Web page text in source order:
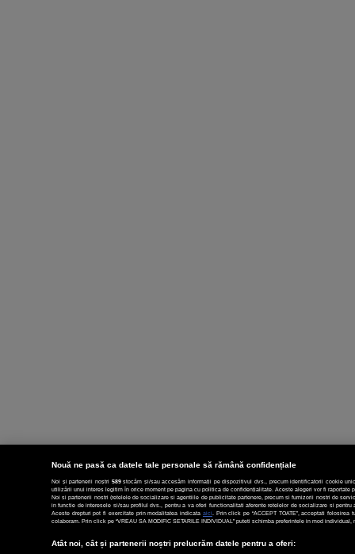
Nouă ne pasă ca datele tale personale să rămână confidențiale
Noi și partenerii noștri 589stocăm și/sau accesăm informații pe dispozitivul dvs., precum identificatorii cookie
utilizării unui interes legitim în orice moment pe pagina cu politica de confidențialitate. Aceste alegeri vor fi raportate
Noi si partenerii nostri (retelele de socializare si agentiile de publicitate partenere, precum si furnizorii nostri de
in functie de interesele si/sau profilul dvs., pentru a va oferi functionalitati aferente retelelor de socializare si
Aceste drepturi pot fi exercitate prin modalitatea indicata aici. Prin click pe “ACCEPT TOATE”, acceptati
colaboram. Prin click pe “VREAU SA MODIFIC SETARILE INDIVIDUAL” puteti schimba preferintele in mod
Atât noi, cât și partenerii noștri prelucrăm datele pentru a oferi: